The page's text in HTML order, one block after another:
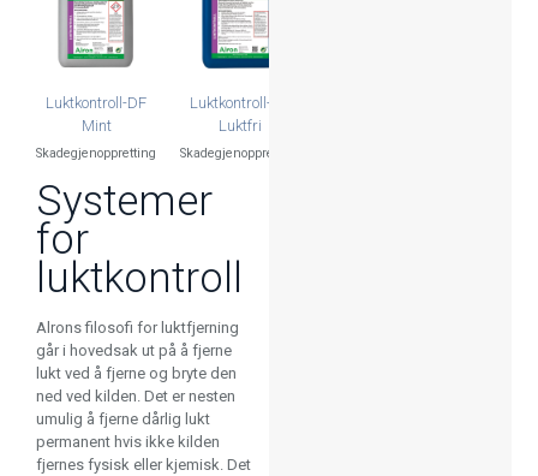
Luktkontroll-DF
Mint
Skadegjenoppretting
Luktkontroll-DF
Luktfri
Skadegjenoppretting
Systemer
for
luktkontroll
Alrons filosofi for luktfjerning
går i hovedsak ut på å fjerne
lukt ved å fjerne og bryte den
ned ved kilden. Det er nesten
umulig å fjerne dårlig lukt
permanent hvis ikke kilden
fjernes fysisk eller kjemisk. Det